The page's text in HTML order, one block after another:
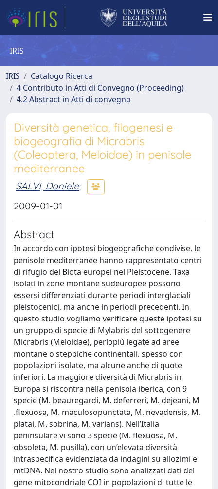
IRIS
IRIS
Catalogo Ricerca
4 Contributo in Atti di Convegno (Proceeding)
4.2 Abstract in Atti di convegno
Diversità genetica, filogenesi e
biogeografia di Micrabris
(Coleoptera, Meloidae) in penisole
mediterranee
SALVI, Daniele;
2009-01-01
Abstract
In accordo con ipotesi biogeografiche condivise, le
penisole mediterranee hanno rappresentato centri
di rifugio dei Biota europei nel Pleistocene. Taxa
isolati in zone montane sudeuropee possono
essersi differenziati durante periodi interglaciali
pleistocenici, ma anche in periodi precedenti. In
questo studio vogliamo verificare queste ipotesi su
un gruppo di specie di Mylabris del sottogenere
Micrabris (Meloidae), perlopiù legate ad aree
montane o steppiche continentali, spesso con
popolazioni isolate, ma alcune anche di quote
inferiori. La maggiore diversità di Micrabris in
Europa si riscontra nella penisola iberica, con 9
specie (M. beauregardi, M. deferreri, M. dejeani, M
.flexuosa, M. maculosopunctata, M. nevadensis, M.
platai, M. sobrina, M. varians). Nell’Italia
peninsulare vi sono 3 specie (M. flexuosa, M.
obsoleta, M. pusilla), con un’elevata diversità
intraspecifica evidenziata da indagini su allozimi e
mtDNA. Nel nostro studio sono analizzati dati del
gene mitocondriale COI in popolazioni di tutte le